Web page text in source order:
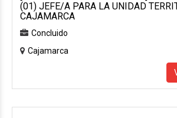
(01) JEFE/A PARA LA UNIDAD
CAJAMARCA
Concluido
Cajamarca